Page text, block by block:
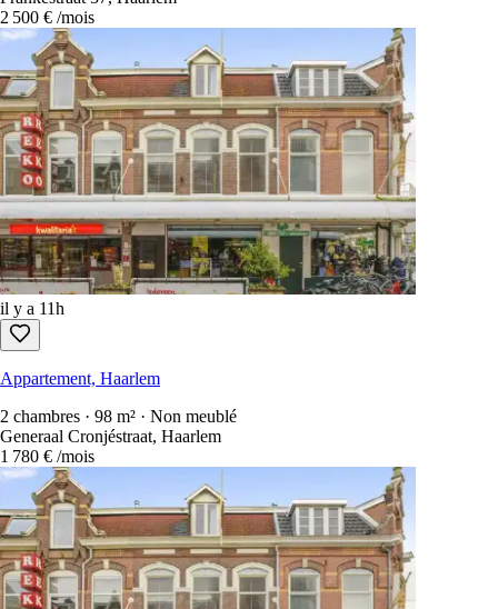
2 500 € /mois
il y a 11h
Appartement, Haarlem
2 chambres · 98 m² · Non meublé
Generaal Cronjéstraat, Haarlem
1 780 € /mois